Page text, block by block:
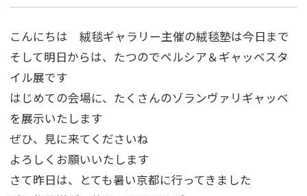
こんにちは 絨毯ギャラリー主催の絨毯塾は今日まで
そして明日からは、たつのでペルシア＆ギャッベスタ
イル展です
はじめての会場に、たくさんのゾランヴァリギャッベ
を展示いたします
ぜひ、見に来てくださいね
よろしくお願いいたします
さて昨日は、とても暑い京都に行ってきました